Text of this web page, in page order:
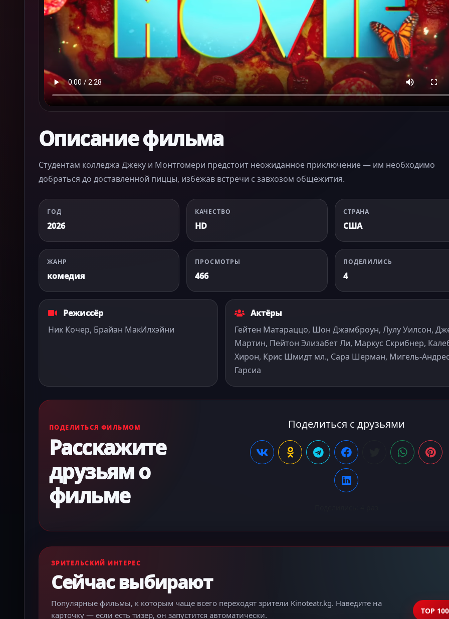
Описание фильма
Студентам колледжа Джеку и Монтгомери предстоит неожиданное приключение — им необходимо
добраться до доставленной пиццы, избежав встречи с завхозом общежития.
ГОД
2026
КАЧЕСТВО
HD
СТРАНА
США
ЖАНР
комедия
ПРОСМОТРЫ
466
ПОДЕЛИЛИСЬ
4
Режиссёр
Ник Кочер, Брайан МакИлхэйни
Актёры
Гейтен Матараццо, Шон Джамброун, Лулу Уилсон,
Мартин, Пейтон Элизабет Ли, Маркус Скрибнер,
Хирон, Крис Шмидт мл., Сара Шерман, Мигель-
Гарсиа
ПОДЕЛИТЬСЯ ФИЛЬМОМ
Расскажите
друзьям о
фильме
Поделиться с друзьями
ЗРИТЕЛЬСКИЙ ИНТЕРЕС
Сейчас выбирают
Популярные фильмы, к которым чаще всего переходят зрители Kinoteatr.kg. Наведите на
карточку — если есть тизер, он запустится автоматически.
TOP 100